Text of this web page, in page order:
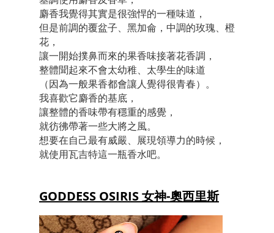
麝香我覺得其實是很強悍的一種味道，
但是前調的覆盆子、黑加侖，中調的玫瑰、橙
花，
讓一開始撲鼻而來的果香味接著花香調，
整體聞起來不會太幼稚、太學生的味道
（因為一般果香都會讓人覺得很青春）。
我喜歡它麝香的基底，
讓整體的香味帶有穩重的感覺，
就彷彿帶著一些大將之風。
想要在自己最有威嚴、展現領導力的時候，
就使用瓦吉特這一瓶香水吧。
GODDESS OSIRIS 女神-奧西里斯